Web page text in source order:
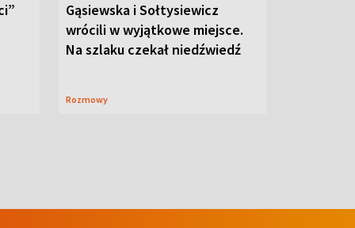
Gąsiewska i Sołtysiewicz
wrócili w wyjątkowe miejsce.
Na szlaku czekał niedźwiedź
Rozmowy